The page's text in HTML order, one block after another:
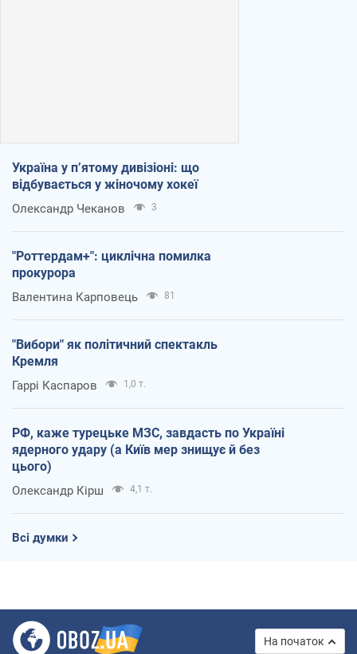
Україна у п’ятому дивізіоні: що
відбувається у жіночому хокеї
Олександр Чеканов 3
"Роттердам+": циклічна помилка
прокурора
Валентина Карповець 81
"Вибори" як політичний спектакль
Кремля
Гаррі Каспаров 1,0 т.
РФ, каже турецьке МЗС, завдасть по Україні
ядерного удару (а Київ мер знищує й без
цього)
Олександр Кірш 4,1 т.
Всі думки
На початок